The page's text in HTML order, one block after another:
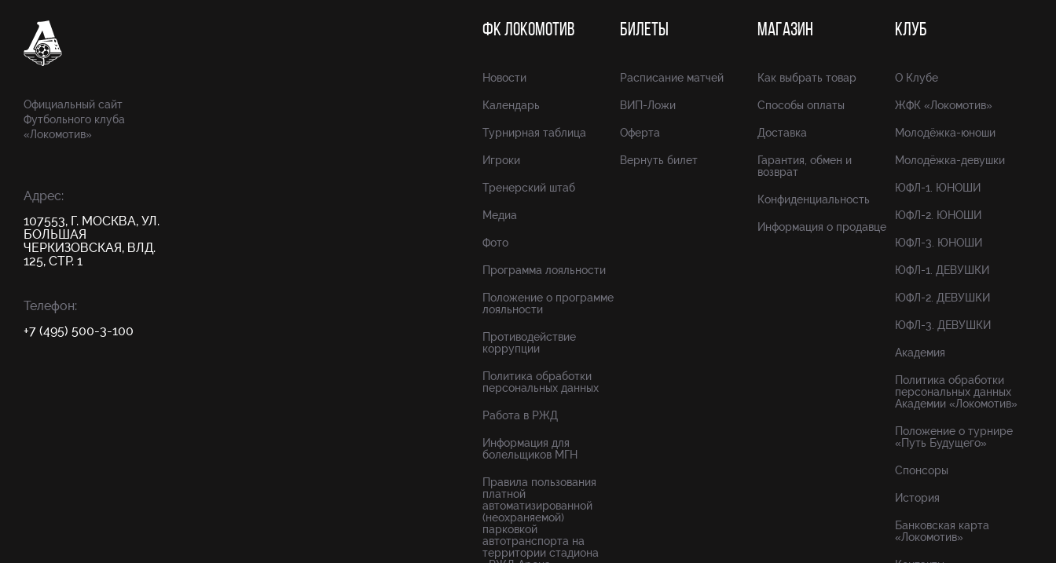
Официальный сайт
Футбольного клуба
«Локомотив»
Адрес:
107553, Г. МОСКВА, УЛ.
БОЛЬШАЯ
ЧЕРКИЗОВСКАЯ, ВЛД.
125, СТР. 1
Телефон:
+7 (495) 500-3-100
ФК ЛОКОМОТИВ
Новости
Календарь
Турнирная таблица
Игроки
Тренерский штаб
Медиа
Фото
Программа лояльности
Положение о программе
лояльности
Противодействие
коррупции
Политика обработки
персональных данных
Работа в РЖД
Информация для
болельщиков МГН
Правила пользования
платной
автоматизированной
(неохраняемой)
парковкой
автотранспорта на
территории стадиона
БИЛЕТЫ
Расписание матчей
ВИП-Ложи
Оферта
Вернуть билет
МАГАЗИН
Как выбрать товар
Способы оплаты
Доставка
Гарантия, обмен и
возврат
Конфиденциальность
Информация о продавце
КЛУБ
О Клубе
ЖФК «Локомотив»
Молодёжка-юноши
Молодёжка-девушки
ЮФЛ-1. ЮНОШИ
ЮФЛ-2. ЮНОШИ
ЮФЛ-3. ЮНОШИ
ЮФЛ-1. ДЕВУШКИ
ЮФЛ-2. ДЕВУШКИ
ЮФЛ-3. ДЕВУШКИ
Академия
Политика обработки
персональных данных
Академии «Локомотив»
Положение о турнире
«Путь Будущего»
Спонсоры
История
Банковская карта
«Локомотив»